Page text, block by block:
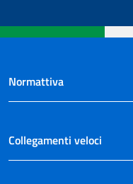
Normattiva
Collegamenti veloci